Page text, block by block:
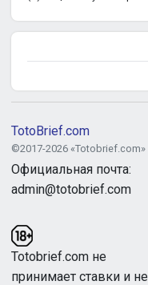
TotoBrief.com
©2017-2026 «Totobrief.com»
Официальная почта:
admin@totobrief.com
Totobrief.com не
принимает ставки и не